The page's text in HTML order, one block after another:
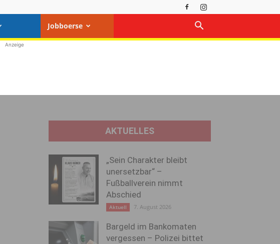
Jobboerse
Anzeige
AKTUELLES
„Sein Charakter bleibt
unersetzbar“ –
Fußballverein nimmt
Abschied
Aktuell 7. August 2026
Bargeld im Bankomaten
vergessen – Polizei bittet